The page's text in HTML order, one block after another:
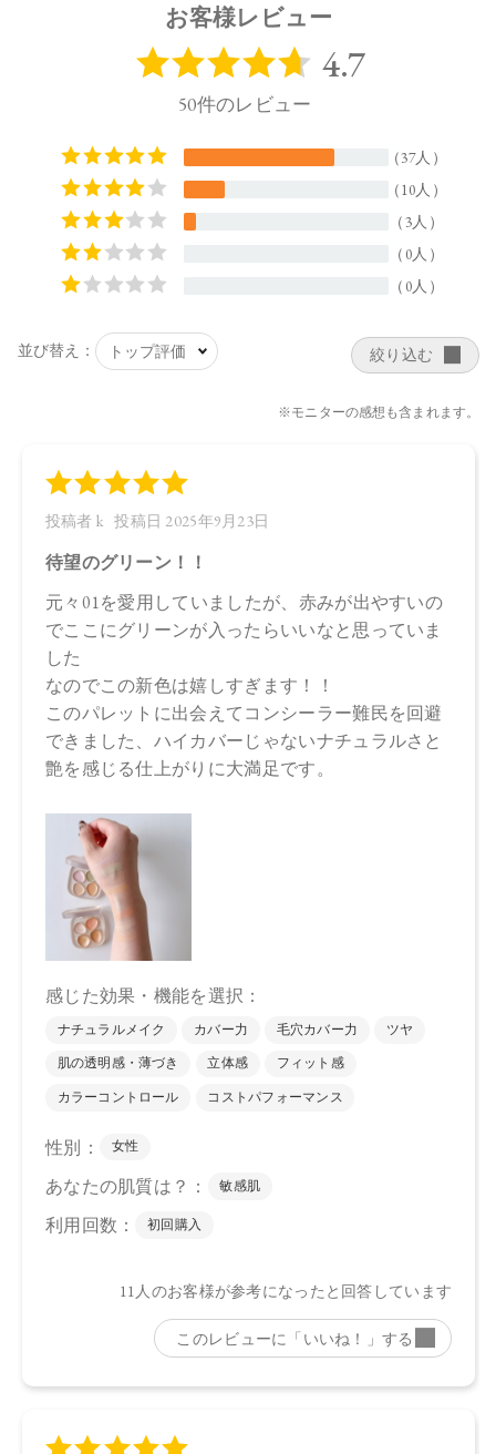
左上：トリ（カプリル酸／カプリン酸）グリセリル、ミリス
ステアリン酸ポリグリセリル－2、シリカ、セスキイソステア
物、トコフェロール、水酸化Al、アボカド油、アルガニアス
ピノサ核油、オプンチアフィクスインジカ種子油、スクワラ
ン、ホホバ種子油、ローズマリー葉油、アーモンド油、アン
ズ核油、オリーブ果実油、カニナバラ果実油、マカデミア種
子油、ヒマワリ種子油、マイカ、酸化チタン、ホウケイ酸
（Ca／Al）、酸化鉄、酸化スズ、赤202、グンジョウ
マージリノール酸ジ（イソステアリル／フィトステリル）、
トリイソステアリン酸ポリグリセリル－2、シリカ、水酸化
油、オプンチアフィクスインジカ種子油、ホホバ種子油、ロ
油、カニナバラ果実油、マカデミア種子油、ヒマワリ種子
油、酸化チタン、マイカ、酸化鉄、グンジョウ
日本
【メーカー品番】
店舗でお問い合わせの際には、下記品番をお伝え下さい。
4573623430555
【店舗発売日】
CosmeKitchen 2025/9/5
Biople 2025/9/5
舗にお問い合わせください。
※発売日は予告なく変更する可能性がございます。予めご了
承ください。
※通常はご注文より１～３営業日での発送となります。
商品によっては、お届けまで１～２週間かかる場合がござい
●パッケージはリニューアル等の理由により、写真と異なる場
合がございます。
載と異なる場合がございます。
お客様レビュー